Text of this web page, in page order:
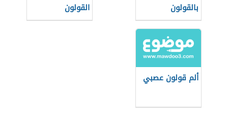
بالقولون
القولون
ألم قولون عصبي